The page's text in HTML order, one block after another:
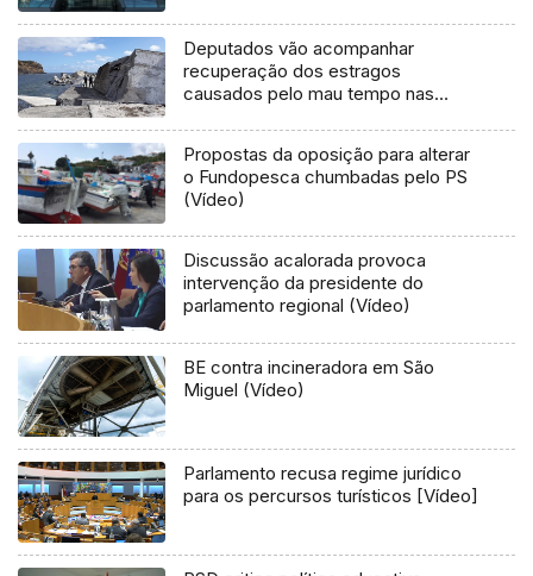
Deputados vão acompanhar
recuperação dos estragos
causados pelo mau tempo nas
Propostas da oposição para alterar
o Fundopesca chumbadas pelo PS
(Vídeo)
Discussão acalorada provoca
intervenção da presidente do
parlamento regional (Vídeo)
BE contra incineradora em São
Miguel (Vídeo)
Parlamento recusa regime jurídico
para os percursos turísticos [Vídeo]